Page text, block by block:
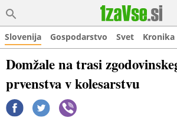
Slovenija Gospodarstvo Svet Kronika
Domžale na trasi
prvenstva v kolesarstvu